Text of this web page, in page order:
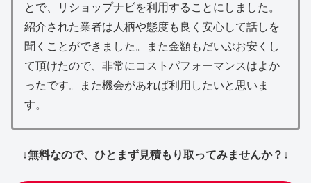
とで、リショップナビを利用することにしました。
紹介された業者は人柄や態度も良く安心して話しを
聞くことができました。また金額もだいぶお安くし
て頂けたので、非常にコストパフォーマンスはよか
ったです。また機会があれば利用したいと思いま
す。
↓無料なので、ひとまず見積もり取ってみませんか？↓